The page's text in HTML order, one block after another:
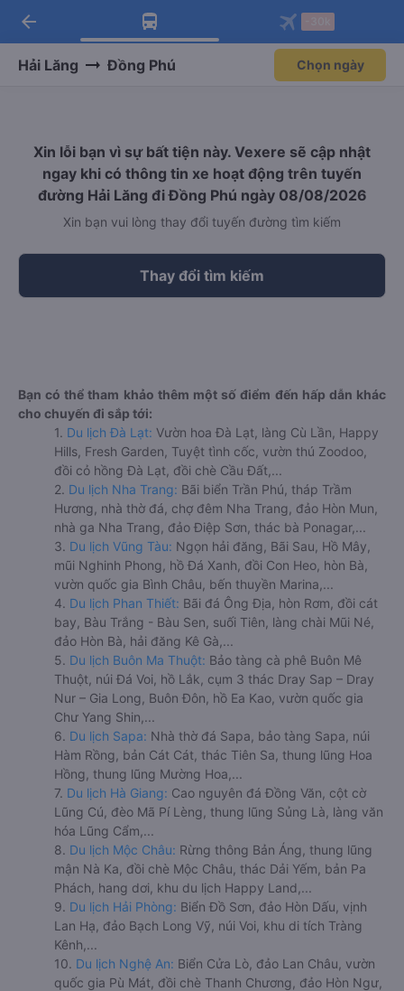
Tải app Vexere ngay!
Nhận ưu đãi thành viên độc
Mở app
Tải app Vexere
-30k/ghế khi đặt vé máy bay qua
Mở app
arrow_back
Hải Lăng Đồng Phú Chọn ngày
Xin lỗi bạn vì sự bất tiện này. Vexere sẽ cập nhật
ngay khi có thông tin xe hoạt động trên tuyến
đường Hải Lăng đi Đồng Phú ngày 08/08/2026
Xin bạn vui lòng thay đổi tuyến đường tìm kiếm
Thay đổi tìm kiếm
Bạn có thể tham khảo thêm một số điểm đến hấp dẫn khác
cho chuyến đi sắp tới:
1. Du lịch Đà Lạt: Vườn hoa Đà Lạt, làng Cù Lần, Happy
Hills, Fresh Garden, Tuyệt tình cốc, vườn thú Zoodoo,
đồi cỏ hồng Đà Lạt, đồi chè Cầu Đất,...
2. Du lịch Nha Trang: Bãi biển Trần Phú, tháp Trầm
Hương, nhà thờ đá, chợ đêm Nha Trang, đảo Hòn Mun,
nhà ga Nha Trang, đảo Điệp Sơn, thác bà Ponagar,...
3. Du lịch Vũng Tàu: Ngọn hải đăng, Bãi Sau, Hồ Mây,
mũi Nghinh Phong, hồ Đá Xanh, đồi Con Heo, hòn Bà,
vườn quốc gia Bình Châu, bến thuyền Marina,...
4. Du lịch Phan Thiết: Bãi đá Ông Địa, hòn Rơm, đồi cát
bay, Bàu Trắng - Bàu Sen, suối Tiên, làng chài Mũi Né,
đảo Hòn Bà, hải đăng Kê Gà,...
5. Du lịch Buôn Ma Thuột: Bảo tàng cà phê Buôn Mê
Thuột, núi Đá Voi, hồ Lắk, cụm 3 thác Dray Sap – Dray
Nur – Gia Long, Buôn Đôn, hồ Ea Kao, vườn quốc gia
Chư Yang Shin,...
6. Du lịch Sapa: Nhà thờ đá Sapa, bảo tàng Sapa, núi
Hàm Rồng, bản Cát Cát, thác Tiên Sa, thung lũng Hoa
Hồng, thung lũng Mường Hoa,...
7. Du lịch Hà Giang: Cao nguyên đá Đồng Văn, cột cờ
Lũng Cú, đèo Mã Pí Lèng, thung lũng Sủng Là, làng văn
hóa Lũng Cẩm,...
8. Du lịch Mộc Châu: Rừng thông Bản Áng, thung lũng
mận Nà Ka, đồi chè Mộc Châu, thác Dải Yếm, bản Pa
Phách, hang dơi, khu du lịch Happy Land,...
9. Du lịch Hải Phòng: Biển Đồ Sơn, đảo Hòn Dấu, vịnh
Lan Hạ, đảo Bạch Long Vỹ, núi Voi, khu di tích Tràng
Kênh,...
10. Du lịch Nghệ An: Biển Cửa Lò, đảo Lan Châu, vườn
quốc gia Pù Mát, đồi chè Thanh Chương, đảo Hòn Ngư,